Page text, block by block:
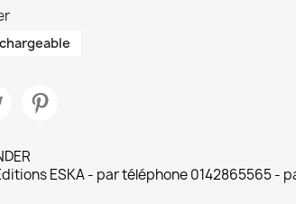
ESKA - par téléphone 0142865565 -